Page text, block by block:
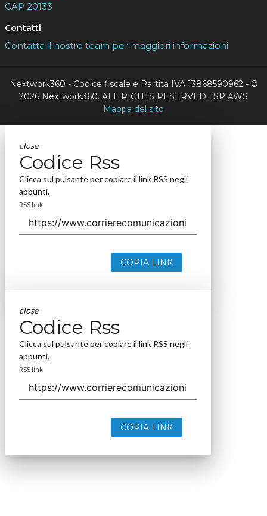
CAP 20133
Contatti
Contatta il nostro team per maggiori informazioni
Nextwork360 - Codice fiscale e Partita IVA 13868590962 - ©
2026 Nextwork360. ALL RIGHTS RESERVED. ISP AWS
Mappa del sito
close
Codice Rss
Clicca sul pulsante per copiare il link RSS negli
appunti.
RSS link
COPIA LINK
close
Codice Rss
Clicca sul pulsante per copiare il link RSS negli
appunti.
RSS link
COPIA LINK